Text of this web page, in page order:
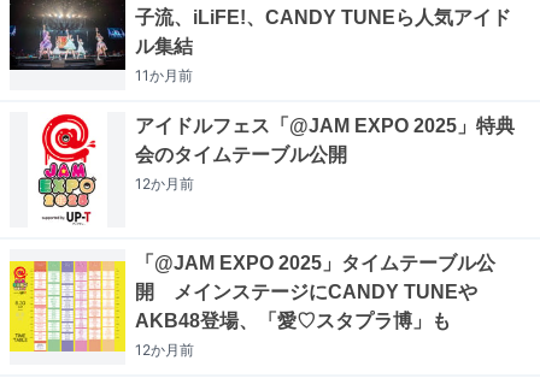
子流、iLiFE!、CANDY TUNEら人気アイド
ル集結
11か月前
アイドルフェス「@JAM EXPO 2025」特典
会のタイムテーブル公開
12か月前
「@JAM EXPO 2025」タイムテーブル公
開 メインステージにCANDY TUNEや
AKB48登場、「愛♡スタプラ博」も
12か月前